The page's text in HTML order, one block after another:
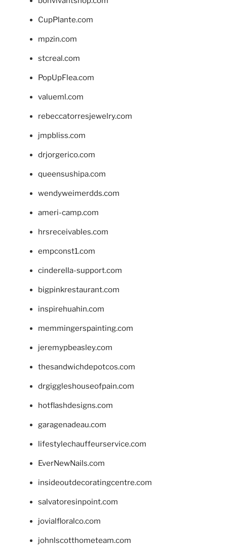
CupPlante.com
mpzin.com
stcreal.com
PopUpFlea.com
valueml.com
rebeccatorresjewelry.com
jmpbliss.com
drjorgerico.com
queensushipa.com
wendyweimerdds.com
ameri-camp.com
hrsreceivables.com
empconst1.com
cinderella-support.com
bigpinkrestaurant.com
inspirehuahin.com
memmingerspainting.com
jeremypbeasley.com
thesandwichdepotcos.com
drgiggleshouseofpain.com
hotflashdesigns.com
garagenadeau.com
lifestylechauffeurservice.com
EverNewNails.com
insideoutdecoratingcentre.com
salvatoresinpoint.com
jovialfloralco.com
johnlscotthometeam.com